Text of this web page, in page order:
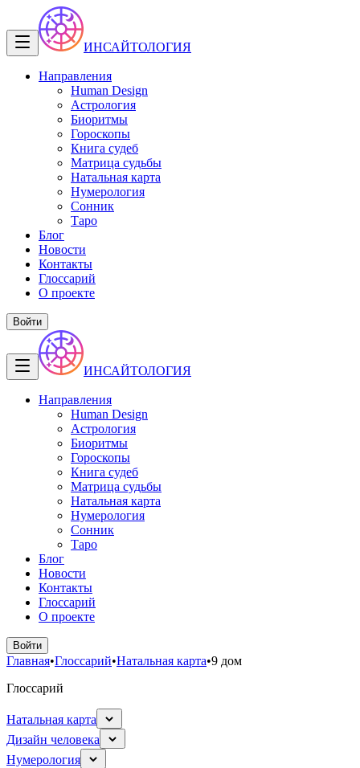
ИНСАЙТОЛОГИЯ
Направления
Human Design
Астрология
Биоритмы
Гороскопы
Книга судеб
Матрица судьбы
Натальная карта
Нумерология
Сонник
Таро
Блог
Новости
Контакты
Глоссарий
О проекте
Войти
ИНСАЙТОЛОГИЯ
Направления
Human Design
Астрология
Биоритмы
Гороскопы
Книга судеб
Матрица судьбы
Натальная карта
Нумерология
Сонник
Таро
Блог
Новости
Контакты
Глоссарий
О проекте
Войти
Главная•Глоссарий•Натальная карта•9 дом
Глоссарий
Натальная карта
Дизайн человека
Нумерология